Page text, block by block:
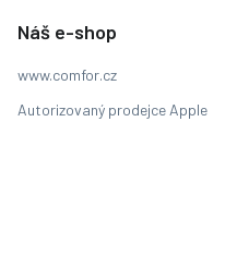
Náš e-shop
www.comfor.cz
Autorizovaný prodejce Apple